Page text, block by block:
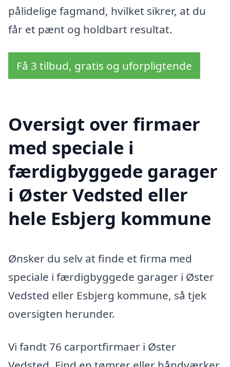
pålidelige fagmand, hvilket sikrer, at du
får et pænt og holdbart resultat.
Få 3 tilbud, gratis og uforpligtende
Oversigt over firmaer
med speciale i
færdigbyggede garager
i Øster Vedsted eller
hele Esbjerg kommune
Ønsker du selv at finde et firma med
speciale i færdigbyggede garager i Øster
Vedsted eller Esbjerg kommune, så tjek
oversigten herunder.
Vi fandt 76 carportfirmaer i Øster